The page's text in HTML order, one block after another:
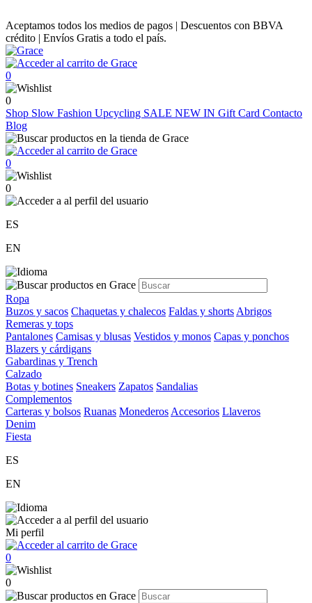
Aceptamos todos los medios de pagos | Descuentos con BBVA
crédito | Envíos Gratis a todo el país.
0
0
Shop Slow Fashion Upcycling SALE NEW IN Gift Card Contacto
Blog
0
0
ES
EN
Ropa
Buzos y sacos Chaquetas y chalecos Faldas y shorts Abrigos
Remeras y tops
Pantalones Camisas y blusas Vestidos y monos Capas y ponchos
Blazers y cárdigans
Gabardinas y Trench
Calzado
Botas y botines Sneakers Zapatos Sandalias
Complementos
Carteras y bolsos Ruanas Monederos Accesorios Llaveros
Denim
Fiesta
ES
EN
Mi perfil
0
0